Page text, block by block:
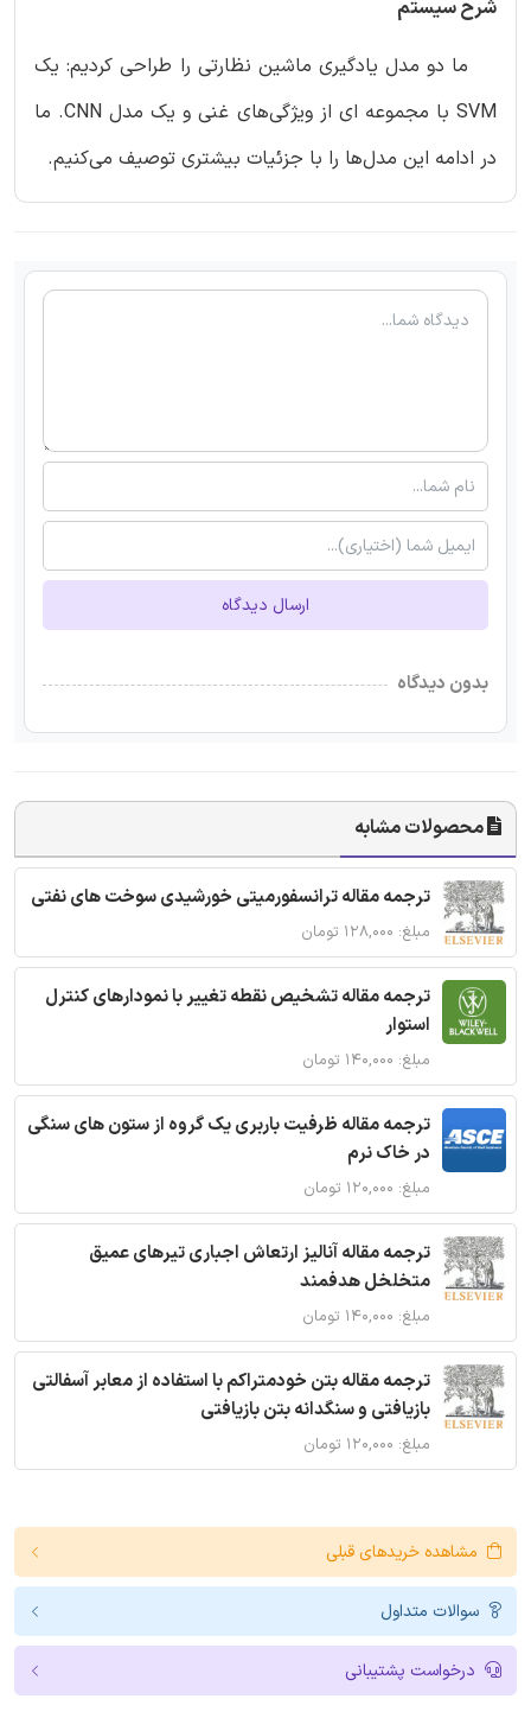
شرح سیستم
ما دو مدل یادگیری ماشین نظارتی را طراحی کردیم: یک
SVM با مجموعه ای از ویژگی‌های غنی و یک مدل CNN. ما
در ادامه این مدل‌ها را با جزئیات بیشتری توصیف می‌کنیم.
ارسال دیدگاه
بدون دیدگاه
محصولات مشابه
ترجمه مقاله ترانسفورمیتی خورشیدی سوخت های نفتی
مبلغ: ۱۲۸,۰۰۰ تومان
ترجمه مقاله تشخیص نقطه تغییر با نمودارهای کنترل
استوار
مبلغ: ۱۴۰,۰۰۰ تومان
ترجمه مقاله ظرفیت باربری یک گروه از ستون های سنگی
در خاک نرم
مبلغ: ۱۲۰,۰۰۰ تومان
ترجمه مقاله آنالیز ارتعاش اجباری تیرهای عمیق
متخلخل هدفمند
مبلغ: ۱۴۰,۰۰۰ تومان
ترجمه مقاله بتن خودمتراکم با استفاده از معابر آسفالتی
بازیافتی و سنگدانه بتن بازیافتی
مبلغ: ۱۲۰,۰۰۰ تومان
مشاهده خریدهای قبلی
سوالات متداول
درخواست پشتیبانی